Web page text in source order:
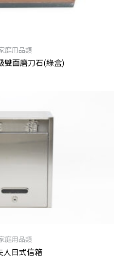
庭用品類
雙面磨刀石(綠盒)
庭用品類
人日式信箱